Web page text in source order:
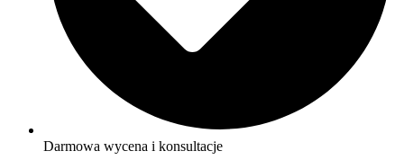
Darmowa wycena i konsultacje